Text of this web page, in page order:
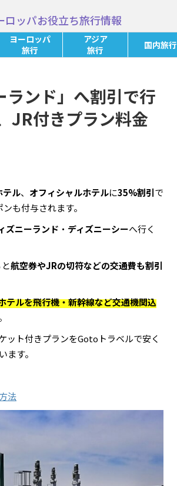
ロッパお役立ち旅行情報
ヨーロッパ
旅行
アジア
旅行
国内旅行
ランド」へ割引で行
JR付きプラン料金
テル、 オフィシャルホテルに35%割引で
も付与されます。
ズニーランド ・ ディズニーシーへ行く
航空券やJRの切符などの交通費も割引
テルを飛行機・新幹線など交通機関込
ット付きプランをGotoトラベルで安く
す。
法